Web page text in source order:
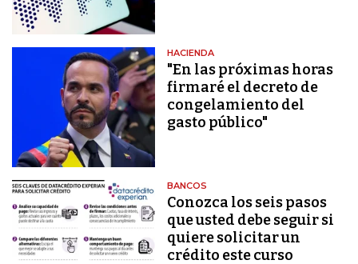
HACIENDA
"En las próximas horas
firmaré el decreto de
congelamiento del
gasto público"
BANCOS
Conozca los seis pasos
que usted debe seguir si
quiere solicitar un
crédito este curso